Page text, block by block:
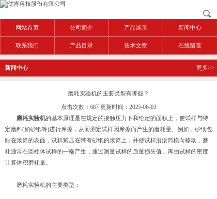
网站首页 公司简介 产品展示 新闻中心
联系我们 产品目录 技术文章 在线留言
新闻中心 更多>>
磨耗实验机的主要类型有哪些？
点击次数：687 更新时间：2025-06-03
磨耗实验机的基本原理是在规定的接触压力下和给定的面积上，使试样与特
定磨料(如砂纸等)进行摩擦，从而测定试样因摩擦而产生的磨耗量。例如，砂纸包
贴在滚筒的表面，试样紧压在带有砂纸的滚筒上，并使试样沿滚筒横向移动，磨
耗通常在圆柱体试样的一端产生，通过测量试样的质量损失值，再由试样的密度
计算体积磨耗量。
磨耗实验机的主要类型：